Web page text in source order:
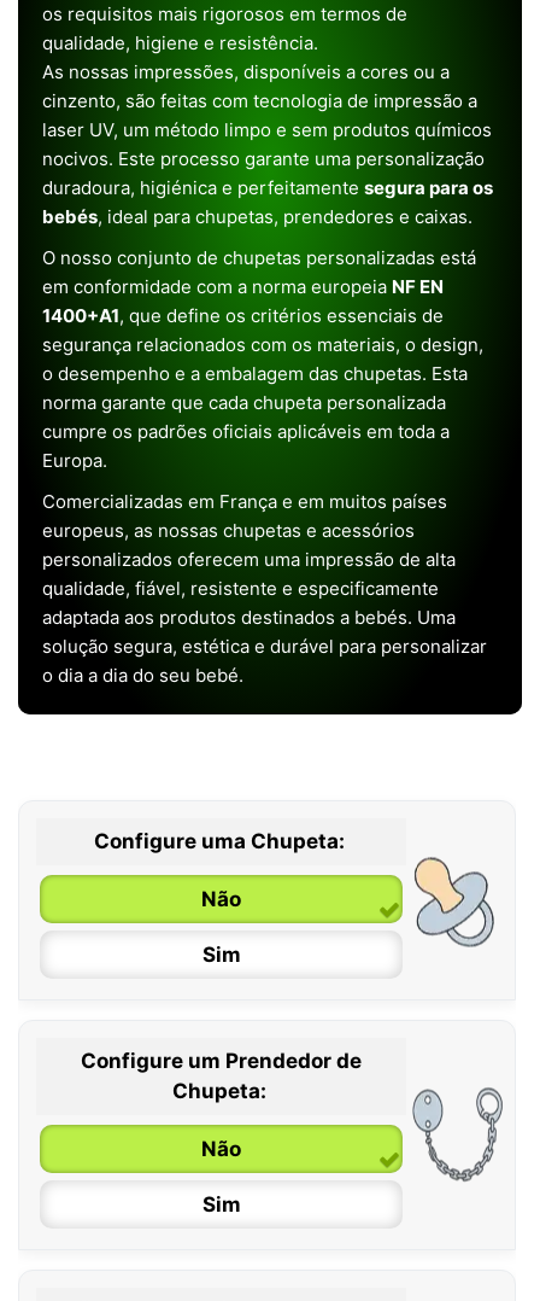
os requisitos mais rigorosos em termos de
qualidade, higiene e resistência.
As nossas impressões, disponíveis a cores ou a
cinzento, são feitas com tecnologia de impressão a
laser UV, um método limpo e sem produtos químicos
nocivos. Este processo garante uma personalização
duradoura, higiénica e perfeitamente segura para os
bebés, ideal para chupetas, prendedores e caixas.
O nosso conjunto de chupetas personalizadas está
em conformidade com a norma europeia NF EN
1400+A1, que define os critérios essenciais de
segurança relacionados com os materiais, o design,
o desempenho e a embalagem das chupetas. Esta
norma garante que cada chupeta personalizada
cumpre os padrões oficiais aplicáveis em toda a
Europa.
Comercializadas em França e em muitos países
europeus, as nossas chupetas e acessórios
personalizados oferecem uma impressão de alta
qualidade, fiável, resistente e especificamente
adaptada aos produtos destinados a bebés. Uma
solução segura, estética e durável para personalizar
o dia a dia do seu bebé.
Configure uma Chupeta:
Não
Sim
0 / 6 meses
6 / 36 meses
Configure um Prendedor de
Chupeta:
Não
Sim